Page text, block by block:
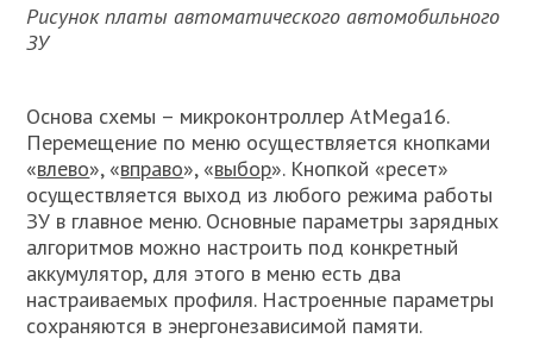
Рисунок платы автоматического автомобильного
ЗУ
Основа схемы – микроконтроллер AtMega16.
Перемещение по меню осуществляется кнопками
«влево», «вправо», «выбор». Кнопкой «ресет»
осуществляется выход из любого режима работы
ЗУ в главное меню. Основные параметры зарядных
алгоритмов можно настроить под конкретный
аккумулятор, для этого в меню есть два
настраиваемых профиля. Настроенные параметры
сохраняются в энергонезависимой памяти.